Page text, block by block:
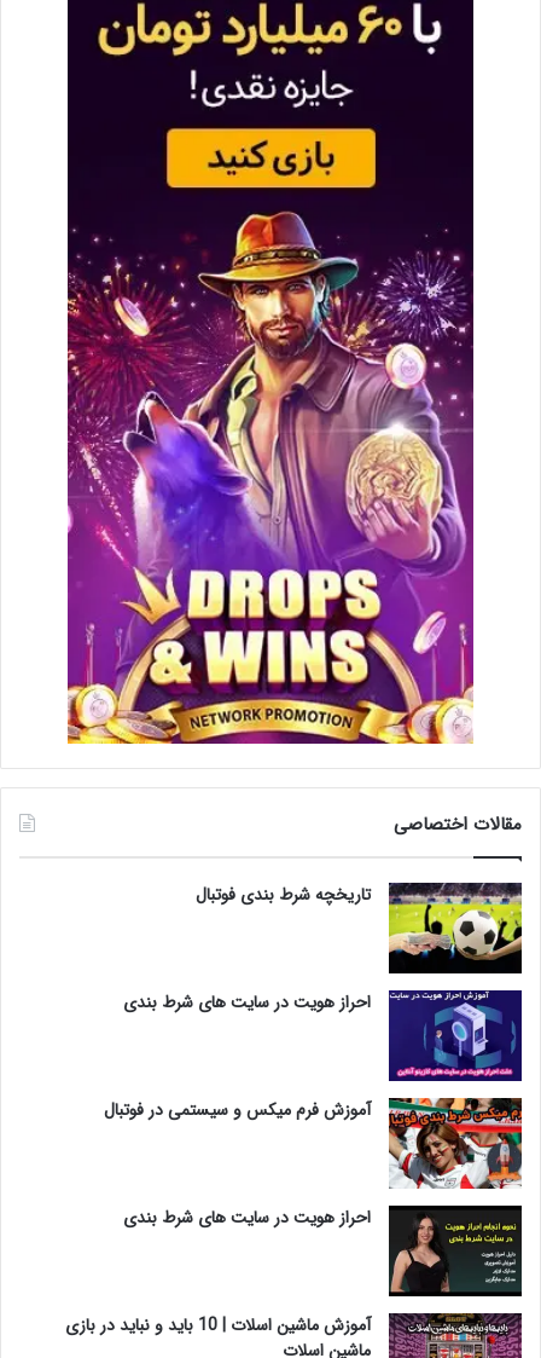
مقالات اختصاصی
تاریخچه شرط بندی فوتبال
احراز هویت در سایت های شرط بندی
آموزش فرم میکس و سیستمی در فوتبال
احراز هویت در سایت های شرط بندی
آموزش ماشین اسلات | 10 باید و نباید در بازی
ماشین اسلات